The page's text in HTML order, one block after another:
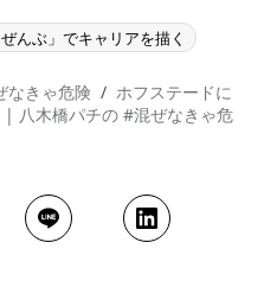
んぶ」でキャリアを描く
なきゃ危険
ホフステードに
| 八木橋パチの #混ぜなきゃ危